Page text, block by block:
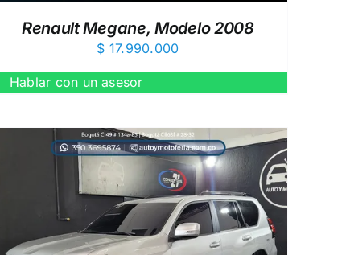
Renault Megane, Modelo 2008
$ 17.990.000
Hablar con un asesor